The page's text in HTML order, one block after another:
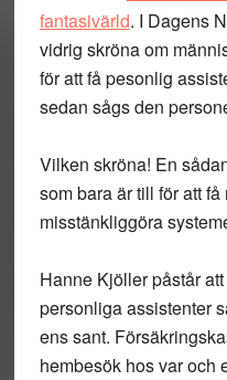
fantasivärld. I Dagens
vidrig skröna om
för att få pesonlig
sedan sågs den
Vilken skröna! En
som bara är till för att
misstänkliggöra
Hanne Kjöller påstår
personliga assistenter
ens sant.
hembesök hos var och